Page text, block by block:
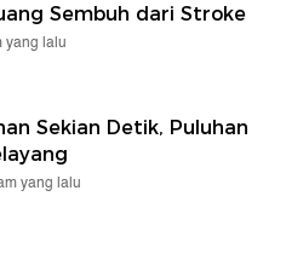
Sembuh dari Stroke
yang lalu
Sekian Detik, Puluhan
yang lalu